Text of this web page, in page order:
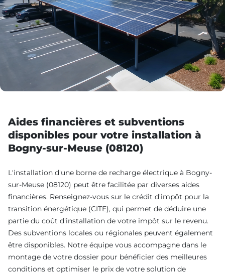
Aides financières et subventions
disponibles pour votre installation à
Bogny-sur-Meuse (08120)
L'installation d'une borne de recharge électrique à Bogny-
sur-Meuse (08120) peut être facilitée par diverses aides
financières. Renseignez-vous sur le crédit d'impôt pour la
transition énergétique (CITE), qui permet de déduire une
partie du coût d'installation de votre impôt sur le revenu.
Des subventions locales ou régionales peuvent également
être disponibles. Notre équipe vous accompagne dans le
montage de votre dossier pour bénéficier des meilleures
conditions et optimiser le prix de votre solution de